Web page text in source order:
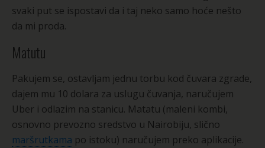
svaki put se ispostavi da i taj neko samo hoće nešto
da mi proda.
Matutu
Pakujem se, ostavljam jednu torbu kod čuvara zgrade,
dajem mu 10 dolara za uslugu čuvanja, naručujem
Uber i odlazim na stanicu. Matatu (maleni kombi,
osnovno prevozno sredstvo u Nairobiju, slično
maršrutkama po istoku) naručujem preko aplikacije.